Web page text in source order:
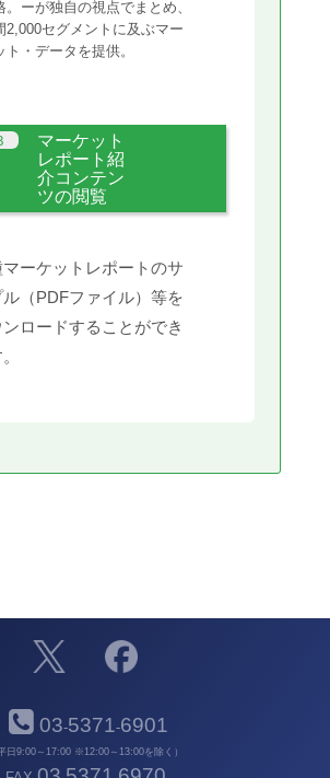
。ーが独自の視点でまとめ、
2,000セグメントに及ぶマー
ト・データを提供。
マーケット
レポート紹
介コンテン
ツの閲覧
マーケットレポートのサ
ル（PDFファイル）等を
ンロードすることができ
03-5371-6901
平日9:00～17:00 ※12:00～13:00を除く）